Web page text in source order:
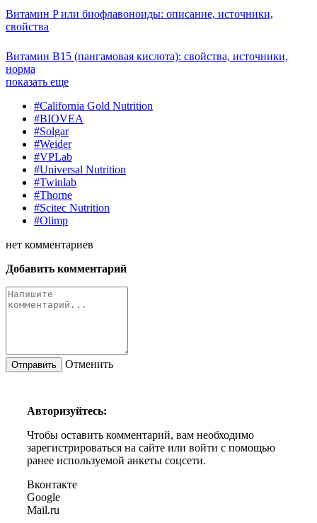
Витамин P или биофлавоноиды: описание, источники,
свойства
Витамин B15 (пангамовая кислота): свойства, источники,
норма
показать еще
#California Gold Nutrition
#BIOVEA
#Solgar
#Weider
#VPLab
#Universal Nutrition
#Twinlab
#Thorne
#Scitec Nutrition
#Olimp
нет комментариев
Добавить комментарий
Отменить
Авторизуйтесь:
Чтобы оставить комментарий, вам необходимо
зарегистрироваться на сайте или войти с помощью
ранее используемой анкеты соцсети.
Вконтакте
Google
Mail.ru